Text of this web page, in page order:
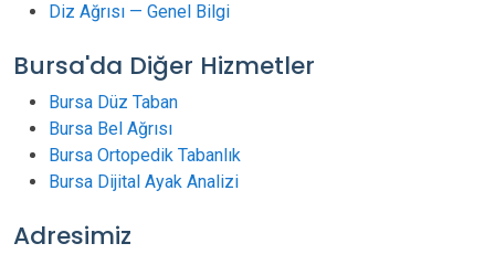
Diz Ağrısı — Genel Bilgi
Bursa'da Diğer Hizmetler
Bursa Düz Taban
Bursa Bel Ağrısı
Bursa Ortopedik Tabanlık
Bursa Dijital Ayak Analizi
Adresimiz